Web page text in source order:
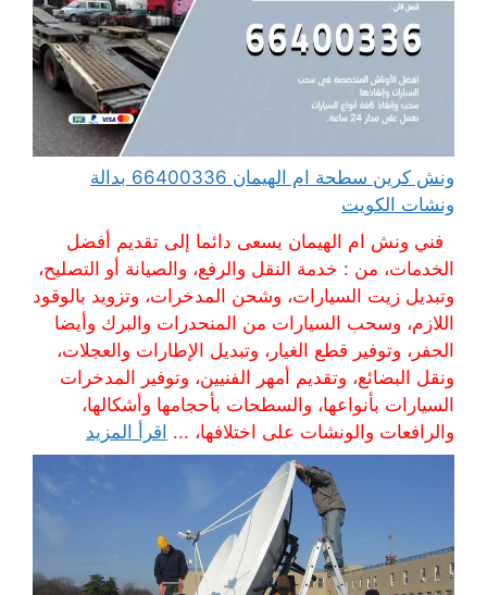
ونش كرين سطحة ام الهيمان 66400336 بدالة
ونشات الكويت
فني ونش ام الهيمان يسعى دائما إلى تقديم أفضل
الخدمات، من : خدمة النقل والرفع، والصيانة أو التصليح،
وتبديل زيت السيارات، وشحن المدخرات، وتزويد بالوقود
اللازم، وسحب السيارات من المنحدرات والبرك وأيضا
الحفر، وتوفير قطع الغيار، وتبديل الإطارات والعجلات،
ونقل البضائع، وتقديم أمهر الفنيين، وتوفير المدخرات
السيارات بأنواعها، والسطحات بأحجامها وأشكالها،
والرافعات والونشات على اختلافها، ... اقرأ المزيد